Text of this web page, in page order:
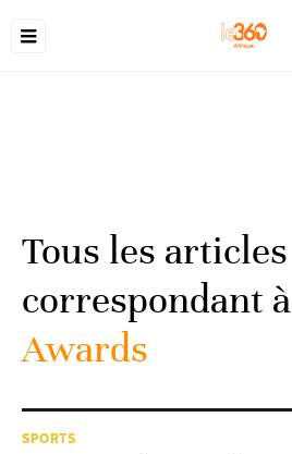
Tous les articles
correspondant à
Awards
SPORTS